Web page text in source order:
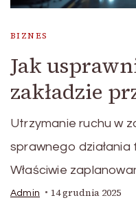
BIZNES
Jak
zakładzie
Utrzymanie ruchu w
sprawnego działania
Właściwie
Admin 14 grudnia 2025